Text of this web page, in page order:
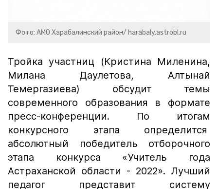
Фото: АМО Харабалинский район/ harabaly.astrobl.ru
Тройка участниц (Кристина Миленина,
Милана Даулетова, Алтынай
Темергазиева) обсудит темы
современного образования в формате
пресс-конференции. По итогам
конкурсного этапа определится
абсолютный победитель отборочного
этапа конкурса «Учитель года
Астраханской области - 2022». Лучший
педагог представит систему